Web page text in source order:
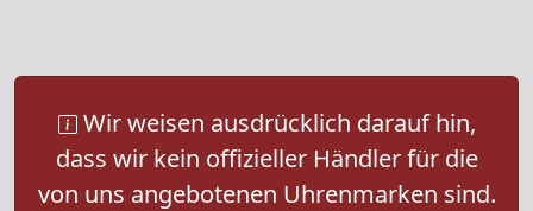
Wir weisen ausdrücklich darauf hin,
dass wir kein offizieller Händler für die
von uns angebotenen Uhrenmarken sind.